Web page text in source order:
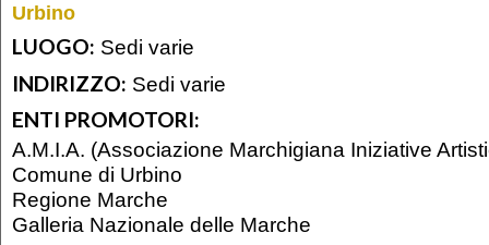
Urbino
LUOGO: Sedi varie
INDIRIZZO: Sedi varie
ENTI PROMOTORI:
A.M.I.A. (Associazione Marchigiana Iniziative
Comune di Urbino
Regione Marche
Galleria Nazionale delle Marche